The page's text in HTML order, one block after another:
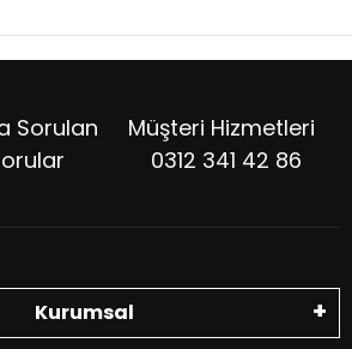
Sorulan
Müşteri Hizmetleri
0312 341 42 86
Kurumsal